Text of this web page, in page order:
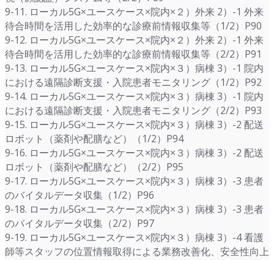
9-11. ローカル5G×ユースケース×院内×２）外来 2）-1 外来
待合時間を活用した効率的な診療前情報収集等（1/2）P90
9-12. ローカル5G×ユースケース×院内×２）外来 2）-1 外来
待合時間を活用した効率的な診療前情報収集等（2/2）P91
9-13. ローカル5G×ユースケース×院内×３）病棟 3）-1 院内
における遠隔診断支援・入院患者モニタリング（1/2）P92
9-14. ローカル5G×ユースケース×院内×３）病棟 3）-1 院内
における遠隔診断支援・入院患者モニタリング（2/2）P93
9-15. ローカル5G×ユースケース×院内×３）病棟 3）-2 配送
ロボット（薬剤や配膳など）（1/2）P94
9-16. ローカル5G×ユースケース×院内×３）病棟 3）-2 配送
ロボット（薬剤や配膳など）（2/2）P95
9-17. ローカル5G×ユースケース×院内×３）病棟 3）-3 患者
のバイタルデータ収集（1/2）P96
9-18. ローカル5G×ユースケース×院内×３）病棟 3）-3 患者
のバイタルデータ収集（2/2）P97
9-19. ローカル5G×ユースケース×院内×３）病棟 3）-4 看護
師等スタッフの位置情報取得による業務改善化、安全性向上